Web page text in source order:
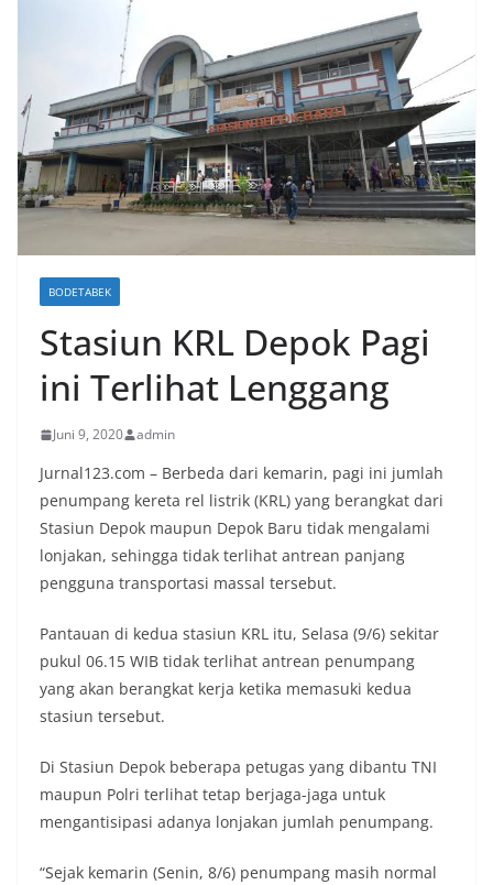
BODETABEK
Stasiun KRL Depok Pagi
ini Terlihat Lenggang
Juni 9, 2020 admin
Jurnal123.com – Berbeda dari kemarin, pagi ini jumlah
penumpang kereta rel listrik (KRL) yang berangkat dari
Stasiun Depok maupun Depok Baru tidak mengalami
lonjakan, sehingga tidak terlihat antrean panjang
pengguna transportasi massal tersebut.
Pantauan di kedua stasiun KRL itu, Selasa (9/6) sekitar
pukul 06.15 WIB tidak terlihat antrean penumpang
yang akan berangkat kerja ketika memasuki kedua
stasiun tersebut.
Di Stasiun Depok beberapa petugas yang dibantu TNI
maupun Polri terlihat tetap berjaga-jaga untuk
mengantisipasi adanya lonjakan jumlah penumpang.
“Sejak kemarin (Senin, 8/6) penumpang masih normal